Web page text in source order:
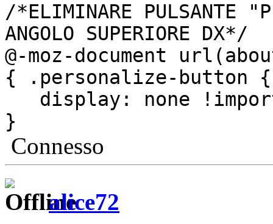
/*ELIMINARE PULSANTE
ANGOLO SUPERIORE DX*/
@-moz-document
{ .personalize-button {
display: none
}
Connesso
alice72